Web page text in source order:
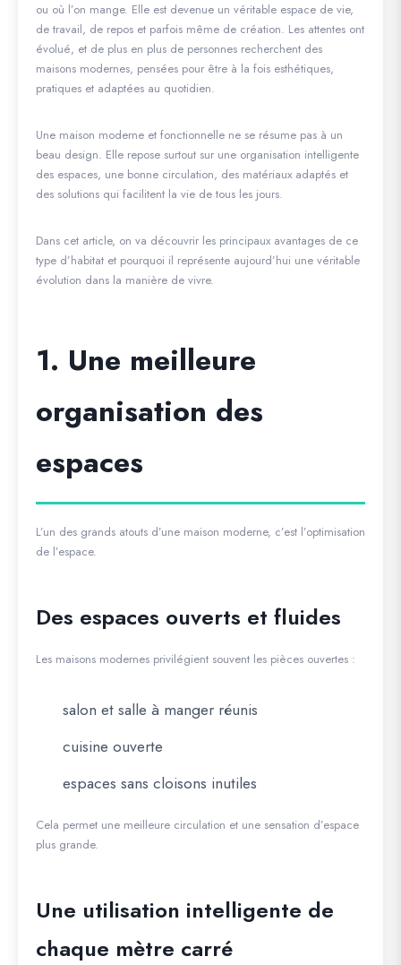
ou où l’on mange. Elle est devenue un véritable espace de vie,
de travail, de repos et parfois même de création. Les attentes ont
évolué, et de plus en plus de personnes recherchent des
maisons modernes, pensées pour être à la fois esthétiques,
pratiques et adaptées au quotidien.
Une maison moderne et fonctionnelle ne se résume pas à un
beau design. Elle repose surtout sur une organisation intelligente
des espaces, une bonne circulation, des matériaux adaptés et
des solutions qui facilitent la vie de tous les jours.
Dans cet article, on va découvrir les principaux avantages de ce
type d’habitat et pourquoi il représente aujourd’hui une véritable
évolution dans la manière de vivre.
1. Une meilleure
organisation des
espaces
L’un des grands atouts d’une maison moderne, c’est l’optimisation
de l’espace.
Des espaces ouverts et fluides
Les maisons modernes privilégient souvent les pièces ouvertes :
salon et salle à manger réunis
cuisine ouverte
espaces sans cloisons inutiles
Cela permet une meilleure circulation et une sensation d’espace
plus grande.
Une utilisation intelligente de
chaque mètre carré